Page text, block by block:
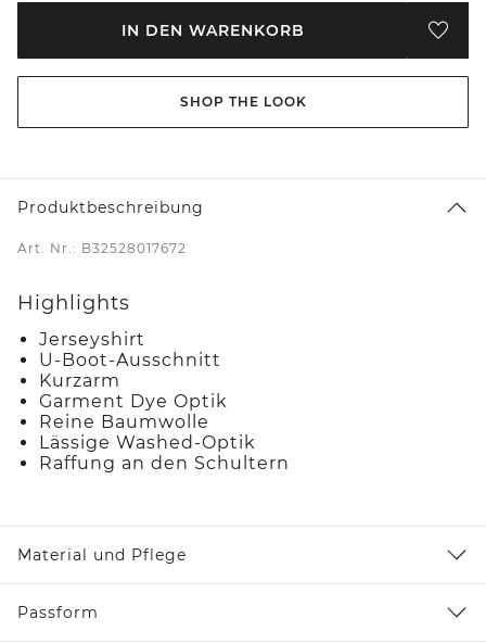
IN DEN WARENKORB
SHOP THE LOOK
Produktbeschreibung
Art. Nr.: B32528017672
Highlights
Jerseyshirt
U-Boot-Ausschnitt
Kurzarm
Garment Dye Optik
Reine Baumwolle
Lässige Washed-Optik
Raffung an den Schultern
Material und Pflege
Passform